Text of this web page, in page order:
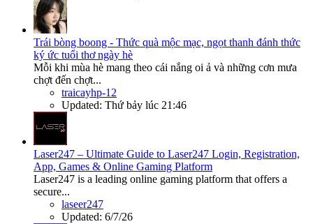
Trái bòng boong - Thức quà mộc mạc, ngọt thanh đánh thức
ký ức tuổi thơ ngày hè
Mỗi khi mùa hè mang theo cái nắng oi ả và những cơn mưa
chợt đến chợt...
traicayhp-12
Updated: Thứ bảy lúc 21:46
Laser247 – Ultimate Guide to Laser247 Login, Registration,
App, Games & Online Gaming Platform
Laser247 is a leading online gaming platform that offers a
secure...
laseer247
Updated: 6/7/26